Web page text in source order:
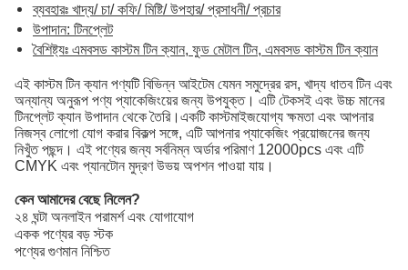
ব্যবহারঃ খাদ্য/ চা/ কফি/ মিষ্টি/ উপহার/ প্রসাধনী/ প্রচার
উপাদান: টিনপ্লেট
বৈশিষ্ট্যঃ এমবসড কাস্টম টিন ক্যান, ফুড মেটাল টিন, এমবসড কাস্টম টিন ক্যান
এই কাস্টম টিন ক্যান পণ্যটি বিভিন্ন আইটেম যেমন সমুদ্রের রস, খাদ্য ধাতব টিন এবং
অন্যান্য অনুরূপ পণ্য প্যাকেজিংয়ের জন্য উপযুক্ত। এটি টেকসই এবং উচ্চ মানের
টিনপ্লেট ক্যান উপাদান থেকে তৈরি।একটি কাস্টমাইজযোগ্য ক্ষমতা এবং আপনার
নিজস্ব লোগো যোগ করার বিকল্প সঙ্গে, এটি আপনার প্যাকেজিং প্রয়োজনের জন্য
নিখুঁত পছন্দ। এই পণ্যের জন্য সর্বনিম্ন অর্ডার পরিমাণ 12000pcs এবং এটি
CMYK এবং প্যানটোন মুদ্রণ উভয় অপশন পাওয়া যায়।
কেন আমাদের বেছে নিলেন?
২৪ ঘন্টা অনলাইন পরামর্শ এবং যোগাযোগ
একক পণ্যের বড় স্টক
পণ্যের গুণমান নিশ্চিত